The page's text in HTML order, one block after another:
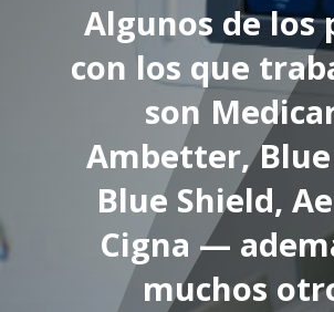
Algunos de los
con los que
son
Ambetter, Blue
Blue Shield,
Cigna —
muchos